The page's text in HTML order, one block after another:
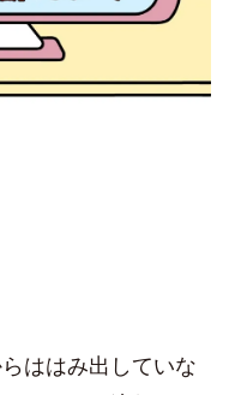
ははみ出していな